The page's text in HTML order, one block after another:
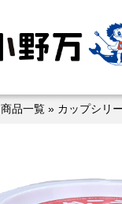
商品一覧 » カップシリ